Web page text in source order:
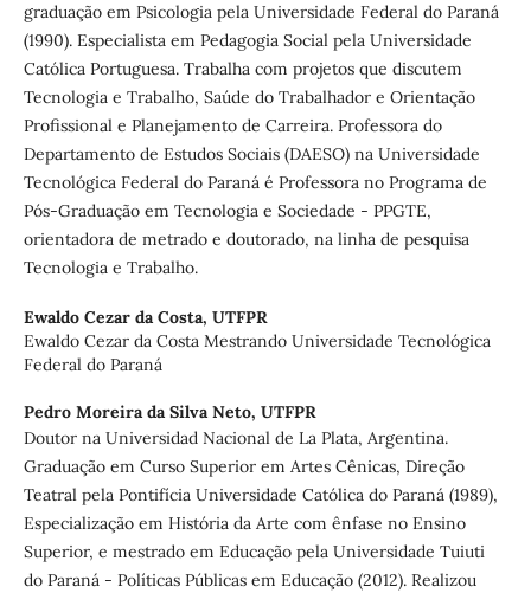
graduação em Psicologia pela Universidade Federal do Paraná
(1990). Especialista em Pedagogia Social pela Universidade
Católica Portuguesa. Trabalha com projetos que discutem
Tecnologia e Trabalho, Saúde do Trabalhador e Orientação
Profissional e Planejamento de Carreira. Professora do
Departamento de Estudos Sociais (DAESO) na Universidade
Tecnológica Federal do Paraná é Professora no Programa de
Pós-Graduação em Tecnologia e Sociedade - PPGTE,
orientadora de metrado e doutorado, na linha de pesquisa
Tecnologia e Trabalho.
Ewaldo Cezar da Costa, UTFPR
Ewaldo Cezar da Costa Mestrando Universidade Tecnológica
Federal do Paraná
Pedro Moreira da Silva Neto, UTFPR
Doutor na Universidad Nacional de La Plata, Argentina.
Graduação em Curso Superior em Artes Cênicas, Direção
Teatral pela Pontifícia Universidade Católica do Paraná (1989),
Especialização em História da Arte com ênfase no Ensino
Superior, e mestrado em Educação pela Universidade Tuiuti
do Paraná - Políticas Públicas em Educação (2012). Realizou